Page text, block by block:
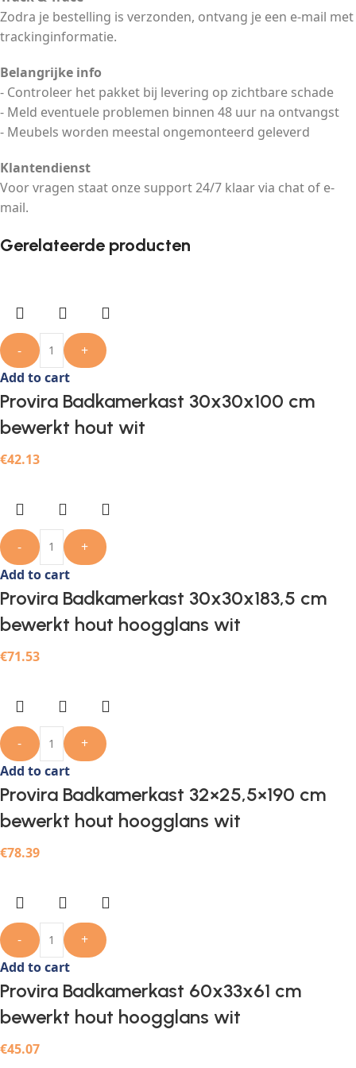
Zodra je bestelling is verzonden, ontvang je een e-mail met
trackinginformatie.
Belangrijke info
- Controleer het pakket bij levering op zichtbare schade
- Meld eventuele problemen binnen 48 uur na ontvangst
- Meubels worden meestal ongemonteerd geleverd
Klantendienst
Voor vragen staat onze support 24/7 klaar via chat of e-
mail.
Gerelateerde producten
-
+
Add to cart
Provira Badkamerkast 30x30x100 cm
bewerkt hout wit
€42.13
-
+
Add to cart
Provira Badkamerkast 30x30x183,5 cm
bewerkt hout hoogglans wit
€71.53
-
+
Add to cart
Provira Badkamerkast 32×25,5×190 cm
bewerkt hout hoogglans wit
€78.39
-
+
Add to cart
Provira Badkamerkast 60x33x61 cm
bewerkt hout hoogglans wit
€45.07